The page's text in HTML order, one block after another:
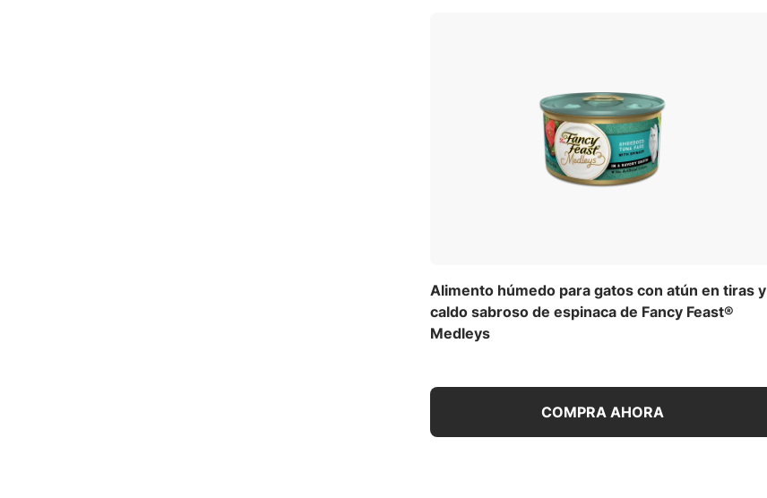
Alimento húmedo para gatos con atún en tiras y
caldo sabroso de espinaca de Fancy Feast®
Medleys
COMPRA AHORA